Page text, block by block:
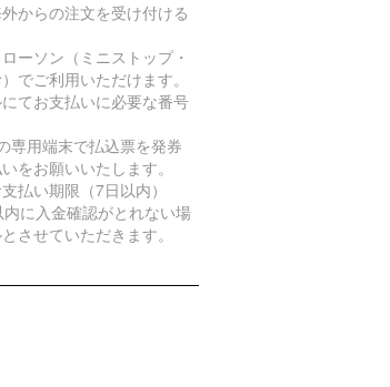
からの注文を受け付ける
ーソン（ミニストップ・
でご利用いただけます。
てお支払いに必要な番号
専用端末で払込票を発券
をお願いいたします。
払い期限（7日以内）
に入金確認がとれない場
させていただきます。